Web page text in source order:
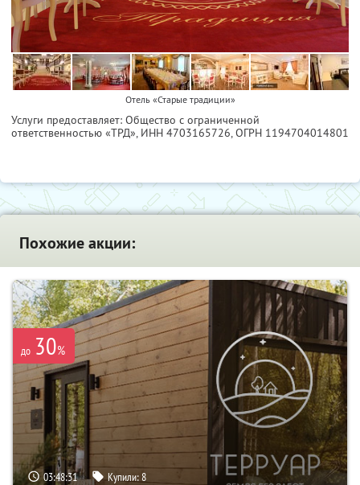
Отель «Старые традиции»
Услуги предоставляет: Общество с ограниченной
ответственностью «ТРД», ИНН 4703165726, ОГРН 1194704014801
Похожие акции:
до 30%
03:48:29 Купили:8